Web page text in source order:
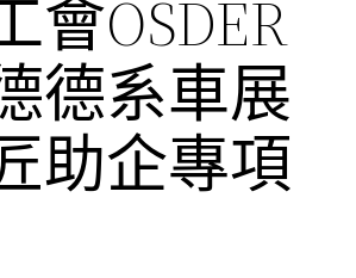
會OSDER
德系車展
助企專項